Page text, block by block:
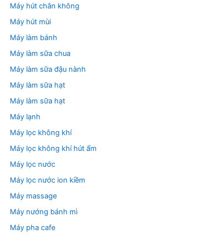
Máy hút chân không
Máy hút mùi
Máy làm bánh
Máy làm sữa chua
Máy làm sữa đậu nành
Máy làm sữa hạt
Máy làm sữa hạt
Máy lạnh
Máy lọc không khí
Máy lọc không khí hút ẩm
Máy lọc nước
Máy lọc nước ion kiềm
Máy massage
Máy nướng bánh mì
Máy pha cafe